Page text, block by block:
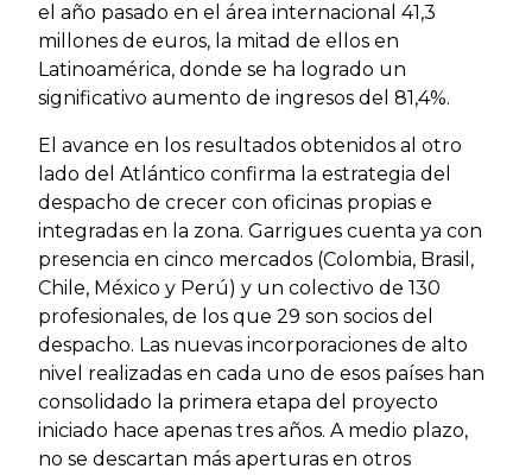
el año pasado en el área internacional 41,3
millones de euros, la mitad de ellos en
Latinoamérica, donde se ha logrado un
significativo aumento de ingresos del 81,4%.
El avance en los resultados obtenidos al otro
lado del Atlántico confirma la estrategia del
despacho de crecer con oficinas propias e
integradas en la zona. Garrigues cuenta ya con
presencia en cinco mercados (Colombia, Brasil,
Chile, México y Perú) y un colectivo de 130
profesionales, de los que 29 son socios del
despacho. Las nuevas incorporaciones de alto
nivel realizadas en cada uno de esos países han
consolidado la primera etapa del proyecto
iniciado hace apenas tres años. A medio plazo,
no se descartan más aperturas en otros